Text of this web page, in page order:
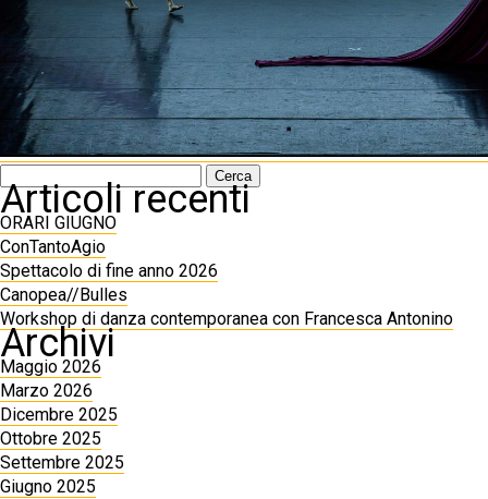
per:
Articoli recenti
ORARI GIUGNO
ConTantoAgio
Spettacolo di fine anno 2026
Canopea//Bulles
Workshop di danza contemporanea con Francesca Antonino
Archivi
Maggio 2026
Marzo 2026
Dicembre 2025
Ottobre 2025
Settembre 2025
Giugno 2025